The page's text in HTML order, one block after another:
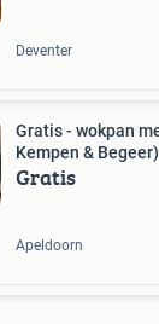
Deventer
Gratis - wokpan met deksel (Royal van
Kempen & Begeer)
Gratis
Apeldoorn